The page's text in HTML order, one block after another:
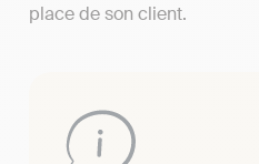
place de son client.